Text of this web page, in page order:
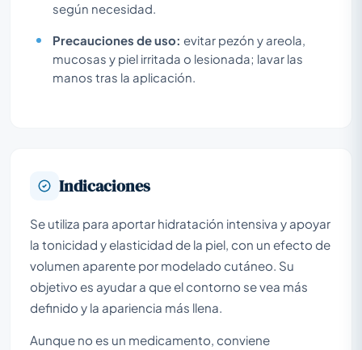
según necesidad.
Precauciones de uso: evitar pezón y areola,
mucosas y piel irritada o lesionada; lavar las
manos tras la aplicación.
Indicaciones
Se utiliza para aportar hidratación intensiva y apoyar
la tonicidad y elasticidad de la piel, con un efecto de
volumen aparente por modelado cutáneo. Su
objetivo es ayudar a que el contorno se vea más
definido y la apariencia más llena.
Aunque no es un medicamento, conviene